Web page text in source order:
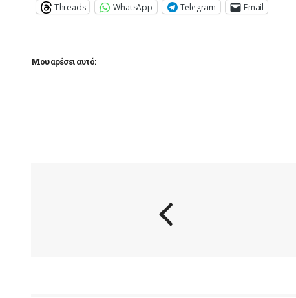
Threads WhatsApp Telegram Email
Μου αρέσει αυτό: